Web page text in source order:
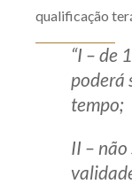
qualificação
“I – de
poderá
tempo;
II –